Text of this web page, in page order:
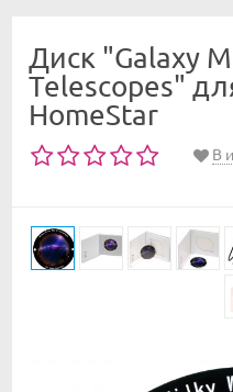
Диск "Galaxy
Telescopes"
HomeStar
В